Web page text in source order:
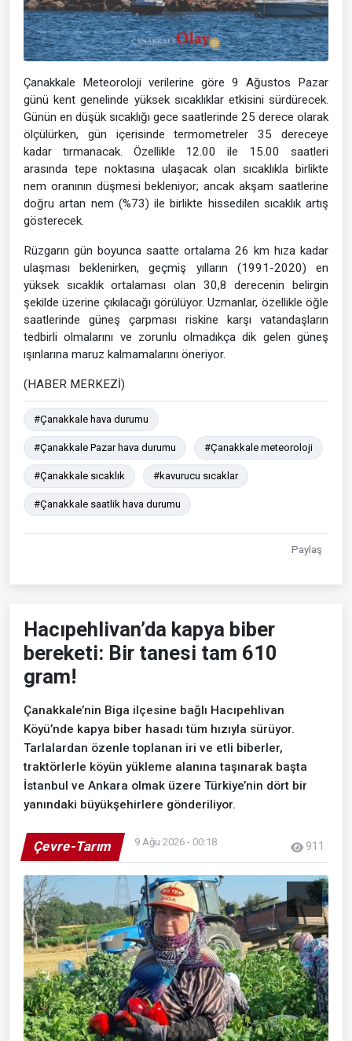
Çanakkale Meteoroloji verilerine göre 9 Ağustos Pazar
günü kent genelinde yüksek sıcaklıklar etkisini sürdürecek.
Günün en düşük sıcaklığı gece saatlerinde 25 derece olarak
ölçülürken, gün içerisinde termometreler 35 dereceye
kadar tırmanacak. Özellikle 12.00 ile 15.00 saatleri
arasında tepe noktasına ulaşacak olan sıcaklıkla birlikte
nem oranının düşmesi bekleniyor; ancak akşam saatlerine
doğru artan nem (%73) ile birlikte hissedilen sıcaklık artış
gösterecek.
Rüzgarın gün boyunca saatte ortalama 26 km hıza kadar
ulaşması beklenirken, geçmiş yılların (1991-2020) en
yüksek sıcaklık ortalaması olan 30,8 derecenin belirgin
şekilde üzerine çıkılacağı görülüyor. Uzmanlar, özellikle öğle
saatlerinde güneş çarpması riskine karşı vatandaşların
tedbirli olmalarını ve zorunlu olmadıkça dik gelen güneş
ışınlarına maruz kalmamalarını öneriyor.
(HABER MERKEZİ)
#Çanakkale hava durumu
#Çanakkale Pazar hava durumu #Çanakkale meteoroloji
#Çanakkale sıcaklık #kavurucu sıcaklar
#Çanakkale saatlik hava durumu
Paylaş
Hacıpehlivan’da kapya biber
bereketi: Bir tanesi tam 610
gram!
Çanakkale’nin Biga ilçesine bağlı Hacıpehlivan
Köyü’nde kapya biber hasadı tüm hızıyla sürüyor.
Tarlalardan özenle toplanan iri ve etli biberler,
traktörlerle köyün yükleme alanına taşınarak başta
İstanbul ve Ankara olmak üzere Türkiye’nin dört bir
yanındaki büyükşehirlere gönderiliyor.
Çevre-Tarım 9 Ağu 2026 - 00:18 911